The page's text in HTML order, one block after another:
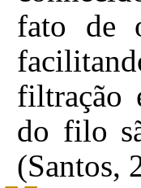
fato de
filtração
do filo
(Santos,